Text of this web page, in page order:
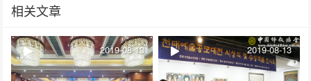
相关文章
2019-08-13 2019-08-13